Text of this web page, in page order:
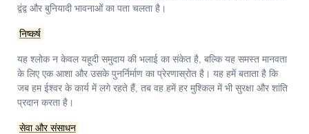
द्वंद्व और बुनियादी भावनाओं का पता चलता है।
निष्कर्ष
यह श्लोक न केवल यहूदी समुदाय की भलाई का संकेत है, बल्कि यह समस्त मानवता
के लिए एक आशा और उसके पुनर्निर्माण का प्रेरणास्रोत है। यह हमें बताता है कि
जब हम ईश्वर के कार्य में लगे रहते हैं, तब वह हमें हर मुश्किल में भी सुरक्षा और शांति
प्रदान करता है।
सेवा और संसाधन